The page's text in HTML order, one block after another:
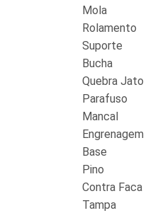
Mola
Rolamento
Suporte
Bucha
Quebra Jato
Parafuso
Mancal
Engrenagem
Base
Pino
Contra Faca
Tampa